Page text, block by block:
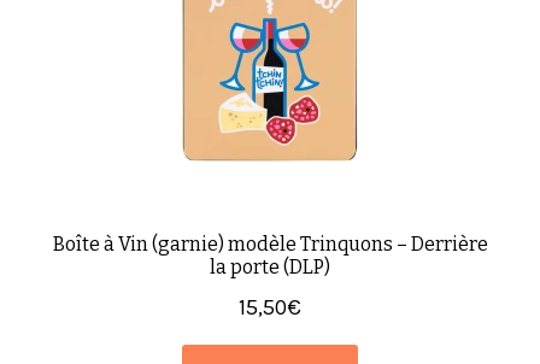
Boîte à Vin (garnie) modèle Trinquons – Derrière
la porte (DLP)
15,50€